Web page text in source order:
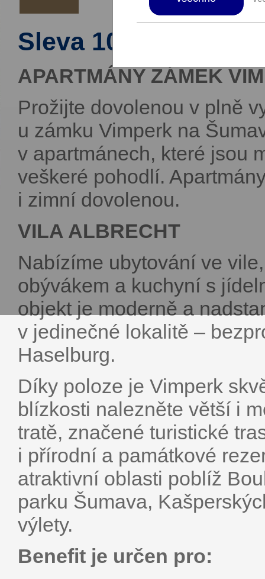
Sleva 10 % na
APARTMÁNY ZÁMEK
Prožijte dovolenou v plně
u zámku Vimperk na
v apartmánech, které jsou
veškeré pohodlí.
i zimní dovolenou.
VILA ALBRECHT
Nabízíme ubytování ve
obývákem a kuchyní s
objekt je moderně a
v jedinečné lokalitě –
Haselburg.
Díky poloze je Vimperk
blízkosti nalezněte větší i
tratě, značené turistické
i přírodní a památkové
atraktivní oblasti poblíž
parku Šumava,
výlety.
Benefit je určen pro: